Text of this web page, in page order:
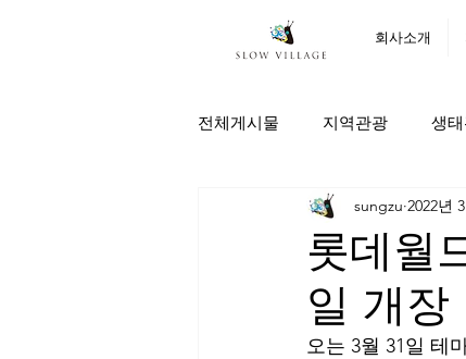
회사소개
전체게시물 지역관광 생
롯데월
일 개장
sungzu 2022년
오는 3월 31일 테